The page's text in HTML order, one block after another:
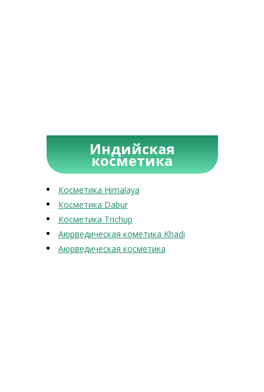
Индийская
косметика
Косметика Himalaya
Косметика Dabur
Косметика Trichup
Аюрведическая кометика Khadi
Аюрведическая косметика